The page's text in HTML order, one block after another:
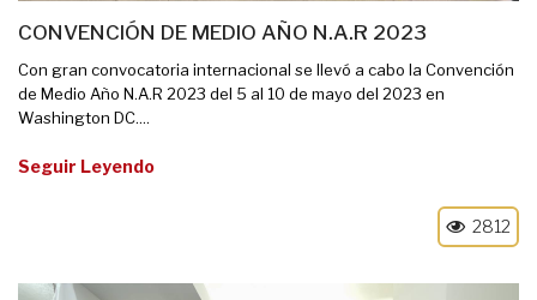
CONVENCIÓN DE MEDIO AÑO N.A.R 2023
Con gran convocatoria internacional se llevó a cabo la Convención
de Medio Año N.A.R 2023 del 5 al 10 de mayo del 2023 en
Washington DC....
Seguir Leyendo
2812